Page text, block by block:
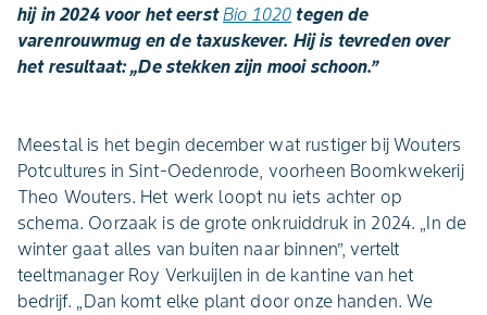
hij in 2024 voor het eerstBio 1020 tegen de
varenrouwmug en de taxuskever. Hij is tevreden over
het resultaat: „De stekken zijn mooi schoon.”
Meestal is het begin december wat rustiger bij Wouters
Potcultures in Sint-Oedenrode, voorheen Boomkwekerij
Theo Wouters. Het werk loopt nu iets achter op
schema. Oorzaak is de grote onkruiddruk in 2024. „In de
winter gaat alles van buiten naar binnen”, vertelt
teeltmanager Roy Verkuijlen in de kantine van het
bedrijf. „Dan komt elke plant door onze handen. We